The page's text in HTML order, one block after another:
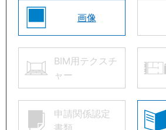
画像
BIM用テクスチ
ャー
申請関係認定